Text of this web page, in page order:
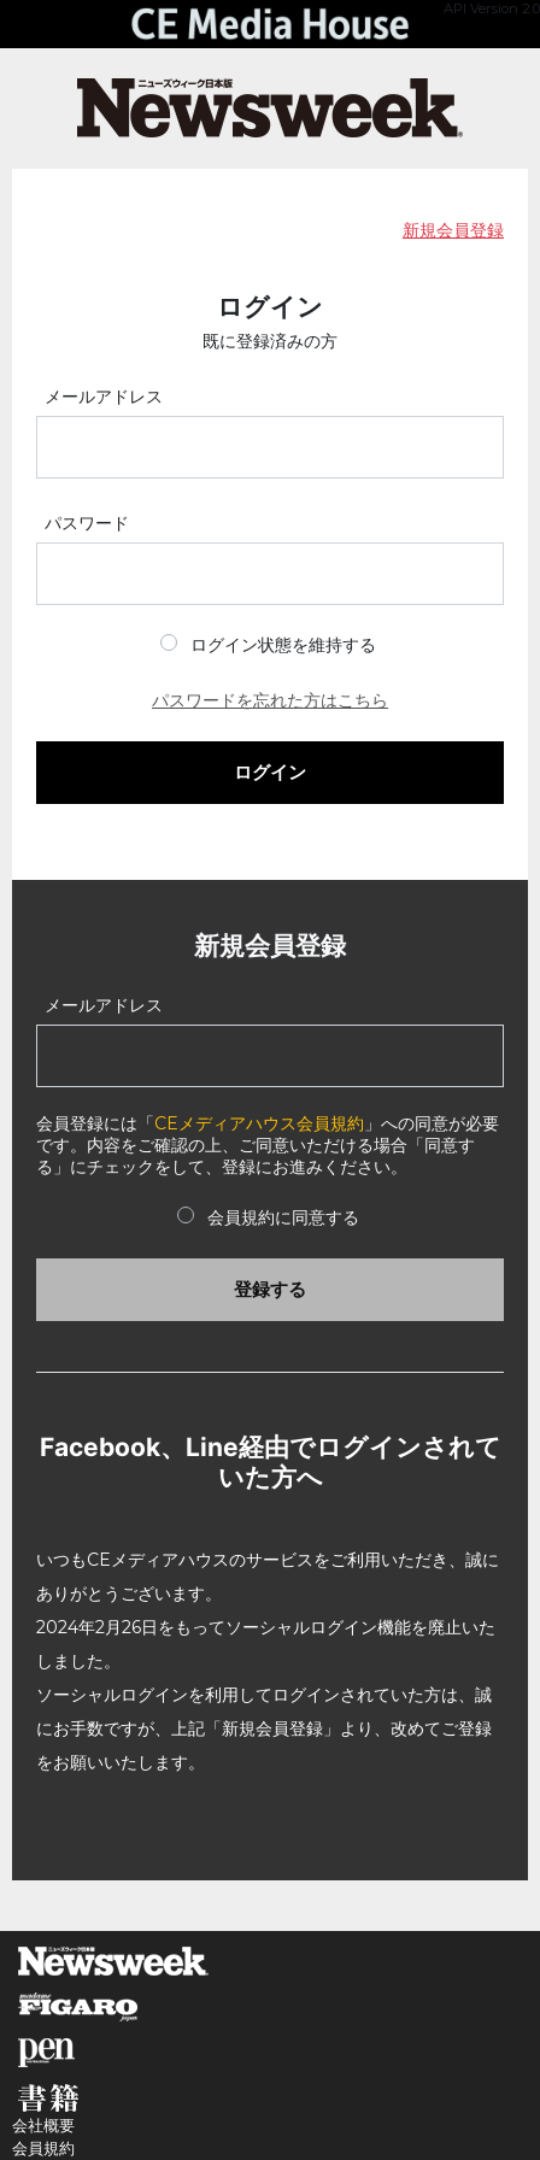
API Version 2.0
新規会員登録
ログイン
既に登録済みの方
メールアドレス
パスワード
ログイン状態を維持する
パスワードを忘れた方はこちら
ログイン
新規会員登録
メールアドレス
会員登録には「CEメディアハウス会員規約 」への同意が必要
です。内容をご確認の上、ご同意いただける場合「同意す
る」にチェックをして、登録にお進みください。
会員規約に同意する
登録する
Facebook、Line経由でログインされて
いた方へ
いつもCEメディアハウスのサービスをご利用いただき、誠に
ありがとうございます。
2024年2月26日をもってソーシャルログイン機能を廃止いた
しました。
ソーシャルログインを利用してログインされていた方は、誠
にお手数ですが、上記「新規会員登録」より、改めてご登録
をお願いいたします。
会社概要
会員規約